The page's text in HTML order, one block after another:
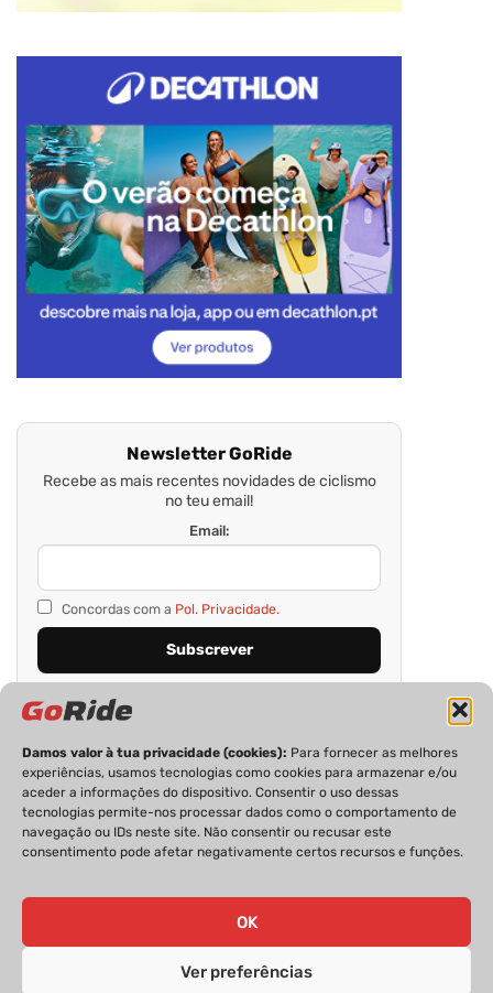
Damos valor à tua privacidade (cookies): Para fornecer as melhores
experiências, usamos tecnologias como cookies para armazenar e/ou
aceder a informações do dispositivo. Consentir o uso dessas
tecnologias permite-nos processar dados como o comportamento de
navegação ou IDs neste site. Não consentir ou recusar este
consentimento pode afetar negativamente certos recursos e funções.
OK
Ver preferências
Newsletter GoRide
Recebe as mais recentes novidades de ciclismo
no teu email!
Email:
Concordas com a Pol. Privacidade.
PRIVACIDADE FICHA TÉCNICA
ESTATUTO EDITORIAL